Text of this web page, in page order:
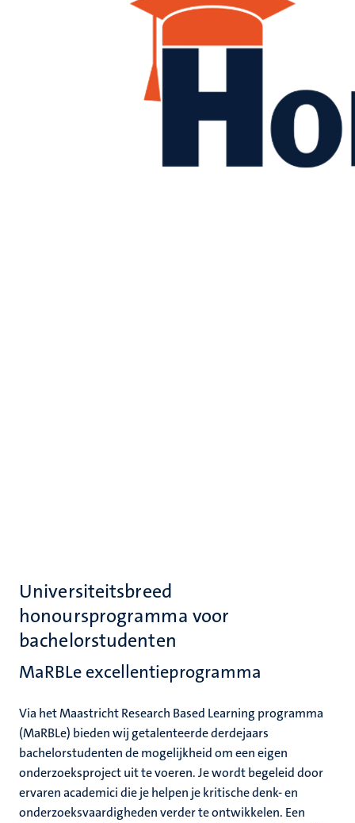
Universiteitsbreed
honoursprogramma voor
bachelorstudenten
MaRBLe excellentieprogramma
Via het Maastricht Research Based Learning programma
(MaRBLe) bieden wij getalenteerde derdejaars
bachelorstudenten de mogelijkheid om een ​​eigen
onderzoeksproject uit te voeren. Je wordt begeleid door
ervaren academici die je helpen je kritische denk- en
onderzoeksvaardigheden verder te ontwikkelen. Een